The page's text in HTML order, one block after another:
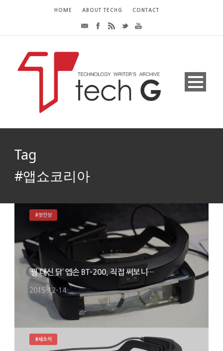
HOME ABOUT TECHG CONTACT
Tag
#앱쇼코리아
‘꿩 대신 닭’ 엡손 BT-200, 직접 써보니…
2015-12-14
#첫인상
#새소식